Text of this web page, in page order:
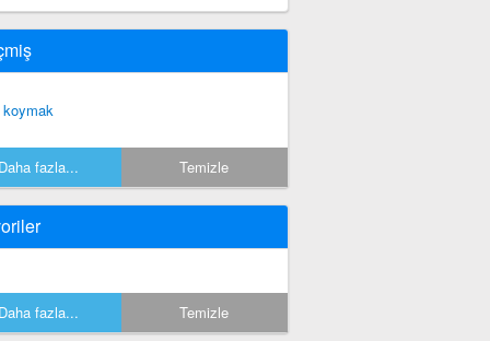
Daha fazla... Temizle
Daha fazla... Temizle